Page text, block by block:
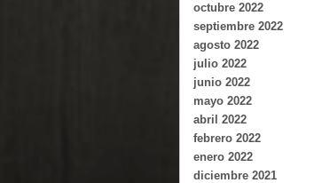
octubre 2022
septiembre 2022
agosto 2022
julio 2022
junio 2022
mayo 2022
abril 2022
febrero 2022
enero 2022
diciembre 2021